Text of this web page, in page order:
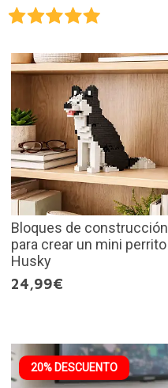
Bloques de construcción
para crear un mini perrito
Husky
24,99€
20% DESCUENTO